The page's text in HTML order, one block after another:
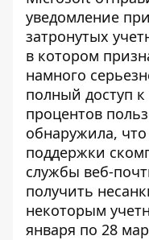
уведомление
затронутых
в котором
намного
полный доступ
процентов
обнаружила,
поддержки
службы веб-
получить
некоторым
января по 28